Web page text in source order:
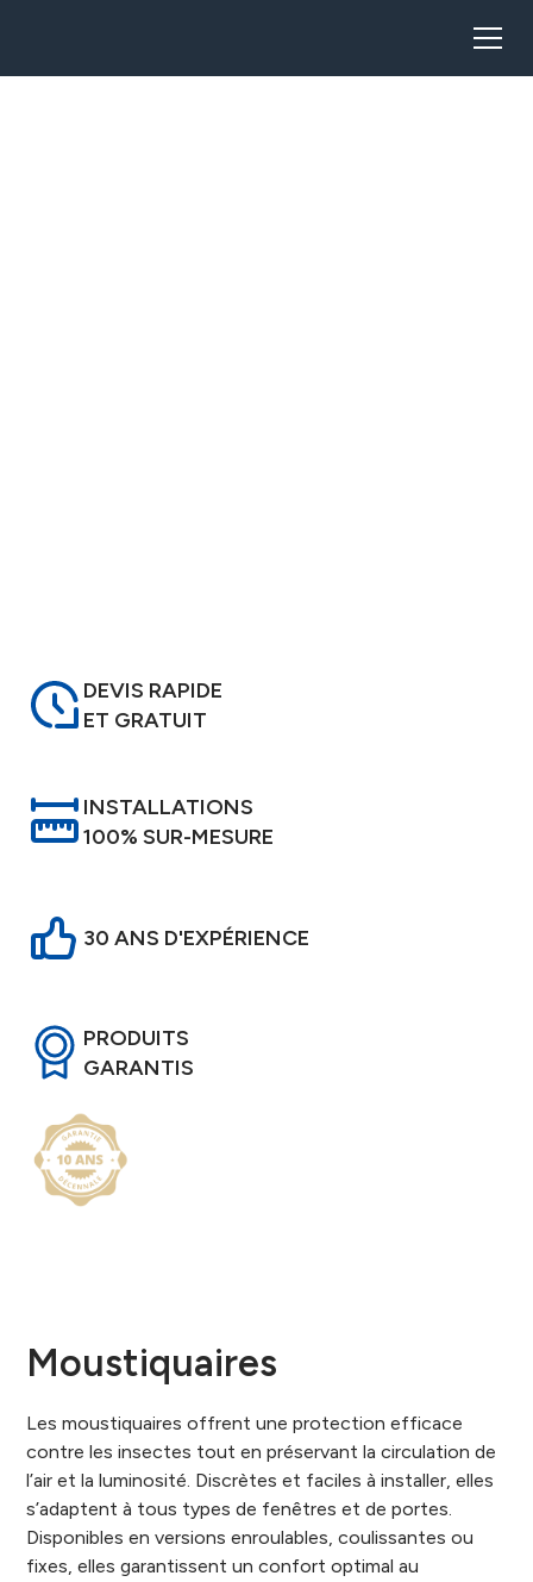
DEVIS RAPIDE
ET GRATUIT
INSTALLATIONS
100% SUR-MESURE
30 ANS D'EXPÉRIENCE
PRODUITS
GARANTIS
Moustiquaires
Les moustiquaires offrent une protection efficace
contre les insectes tout en préservant la circulation de
l’air et la luminosité. Discrètes et faciles à installer, elles
s’adaptent à tous types de fenêtres et de portes.
Disponibles en versions enroulables, coulissantes ou
fixes, elles garantissent un confort optimal au